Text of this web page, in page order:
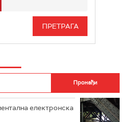
РАДИО БЕОГРАД 3
РАДИО РОКЕНРОЛЕР
ИНФО
електронска